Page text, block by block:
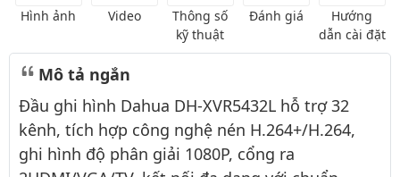
Hình ảnh Video
Thông số
kỹ thuật
Đánh giá
Hướng
dẫn cài đặt
Mô tả ngắn
Đầu ghi hình Dahua DH-XVR5432L hỗ trợ 32
kênh, tích hợp công nghệ nén H.264+/H.264,
ghi hình độ phân giải 1080P, cổng ra